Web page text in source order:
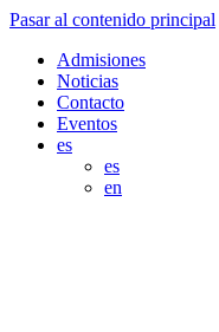
Pasar al contenido principal
Admisiones
Noticias
Contacto
Eventos
es
es
en